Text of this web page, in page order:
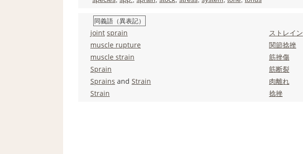
同義語（異表記）
joint sprain
muscle rupture
muscle strain
Sprain
Sprains and Strain
Strain
ストレイン
関節捻挫
筋挫傷
筋断裂
肉離れ
捻挫